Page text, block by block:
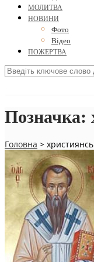
МОЛИТВА
НОВИНИ
Фото
Відео
ПОЖЕРТВА
Позначка:
Головна >